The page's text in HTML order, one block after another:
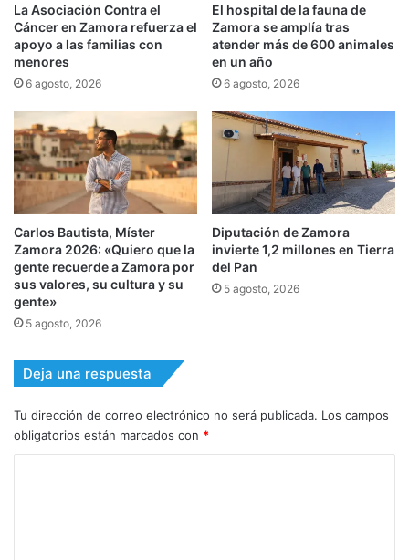
La Asociación Contra el
Cáncer en Zamora refuerza el
apoyo a las familias con
menores
6 agosto, 2026
El hospital de la fauna de
Zamora se amplía tras
atender más de 600 animales
en un año
6 agosto, 2026
Carlos Bautista, Míster
Zamora 2026: «Quiero que la
gente recuerde a Zamora por
sus valores, su cultura y su
gente»
5 agosto, 2026
Diputación de Zamora
invierte 1,2 millones en Tierra
del Pan
5 agosto, 2026
Deja una respuesta
Tu dirección de correo electrónico no será publicada. Los campos
obligatorios están marcados con *